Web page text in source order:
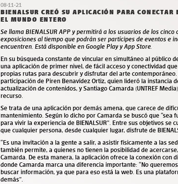
08-11-21
BIENALSUR CREÓ SU APLICACIÓN PARA CONECTAR
EL MUNDO ENTERO
Se llama BIENALSUR APP y permitirá a los usuarios de los
exposiciones al tiempo que podrán ser partícipes de eventos e
encuentren. Está disponible enGoogle Play yApp Store.
En su búsqueda constante de vincular en simultáneo al público
una aplicación de primer nivel, de fácil acceso y conectividad
propias rutas para descubrir y disfrutar del arte contemporáneo.
participación de Piren Benavídez Ortiz, quien lideró la instancia
actualización de contenidos, y Santiago Camarda (UNTREF
recurso.
Se trata de una aplicación por demás amena, que carece de
mantenimiento. Según lo dicho por Camarda se buscó que
para vivir la experiencia de BIENALSUR”. Entre sus objetivos se
que cualquier persona, desde cualquier lugar, disfrute de
“Es una invitación a la gente a salir, a asistir físicamente a las
también permite, a quienes no tienen la posibilidad de
Camarda. De esta manera, la aplicación ofrece la conexión con
donde Camarda marca una diferencia importante: “No
buscar información, ya que para eso está la web. Es una
demás”.